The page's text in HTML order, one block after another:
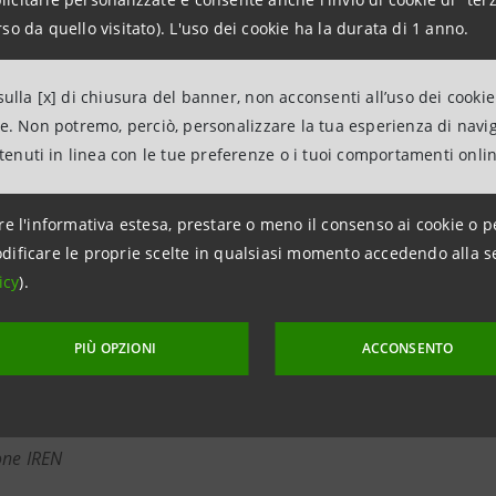
da quello visitato). L'uso dei cookie ha la durata di 1 anno.
[x] di chiusura del banner, non acconsenti all’uso dei
Non potremo, perciò, personalizzare la tua esperienza di
in linea con le tue preferenze o i tuoi comportamenti
l'informativa estesa, prestare o meno il consenso ai cookie o
le proprie scelte in qualsiasi momento accedendo alla
).
PIÙ OPZIONI ACCONSENTO
prevede la sfida finaletra tutti i progetti
dei migliori gruppi.
sono previsti interventi e speech di numerosi
deipartnerdella manifestazione.
accessibile a tutti tramite laregistrazionesul sito della
Sanpaolo Innovation Centersaranno coinvolte in diversi
stampadi presentazione del premio PNI 2020
Balbo - Direttore Regionale Emilia-Romagna e Marche
IREN